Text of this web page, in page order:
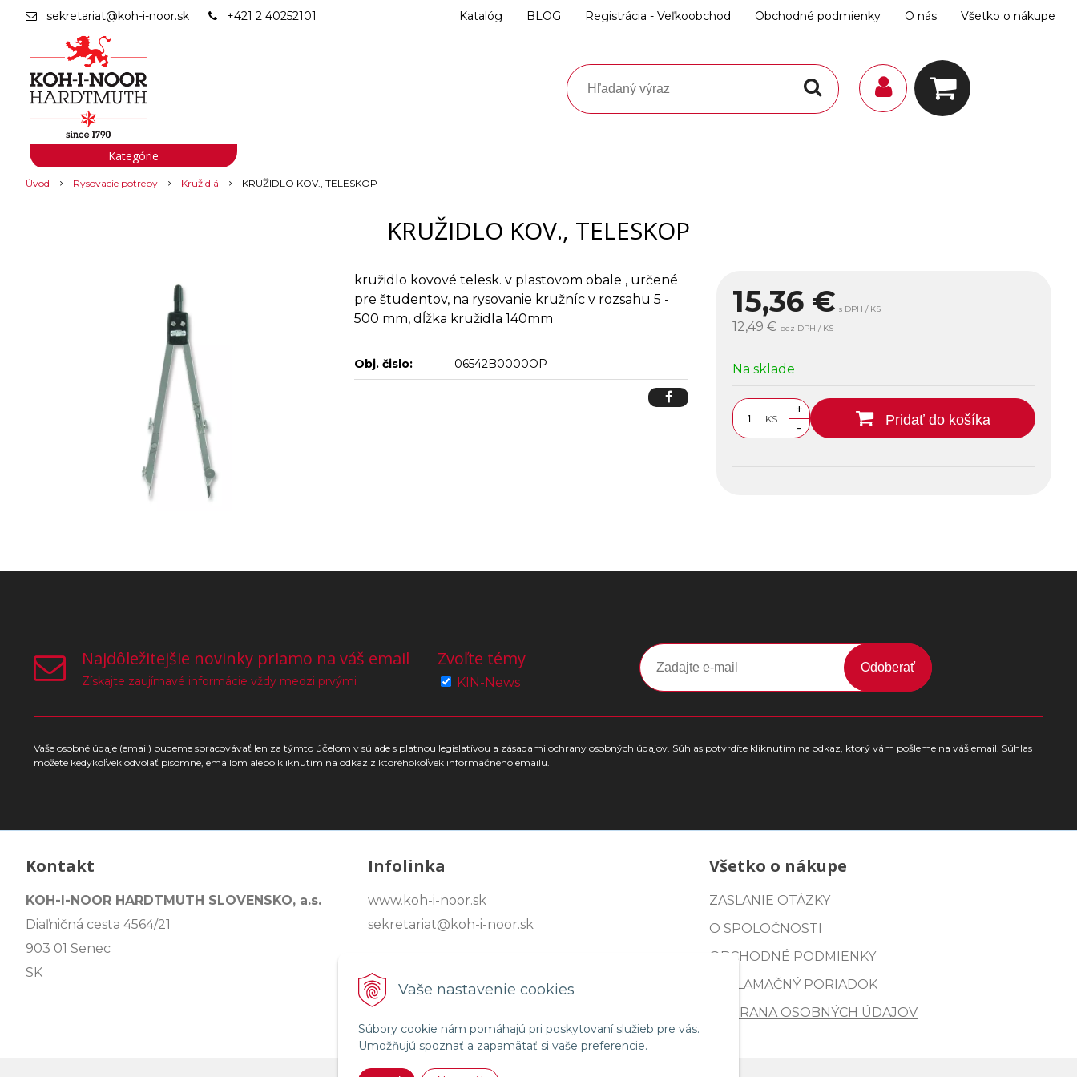
Vaše nastavenie cookies
Súbory cookie nám pomáhajú pri poskytovaní služieb pre vás.
Umožňujú spoznať a zapamätať si vaše preferencie.
sekretariat@koh-i-noor.sk +421 2 40252101 Katalóg BLOG Registrácia - Veľkoobchod Obchodné podmienky O nás Všetko o nákupe
Úvod Rysovacie potreby Kružidlá KRUŽIDLO KOV., TELESKOP
KRUŽIDLO KOV., TELESKOP
15,36 € s DPH / KS
12,49 € bez DPH / KS
Na sklade
KS
+
-
Pridať do košíka
kružidlo kovové telesk. v plastovom obale , určené
pre študentov, na rysovanie kružníc v rozsahu 5 -
500 mm, dĺžka kružidla 140mm
Obj. čislo: 06542B0000OP
Kategórie
Najdôležitejšie novinky priamo na váš email
Získajte zaujímavé informácie vždy medzi prvými
Zvoľte témy
KIN-News
Odoberať
Vaše osobné údaje (email) budeme spracovávať len za týmto účelom v súlade s platnou legislatívou a zásadami ochrany osobných údajov. Súhlas potvrdíte kliknutím na odkaz, ktorý vám pošleme na váš email. Súhlas
môžete kedykoľvek odvolať písomne, emailom alebo kliknutím na odkaz z ktoréhokoľvek informačného emailu.
Kontakt
KOH-I-NOOR HARDTMUTH SLOVENSKO, a.s.
Diaľničná cesta 4564/21
903 01 Senec
SK
Infolinka
www.koh-i-noor.sk
sekretariat@koh-i-noor.sk
Tel: +421 2 40252101
Fax: +421 2 44872870
Všetko o nákupe
ZASLANIE OTÁZKY
O SPOLOČNOSTI
OBCHODNÉ PODMIENKY
REKLAMAČNÝ PORIADOK
OCHRANA OSOBNÝCH ÚDAJOV